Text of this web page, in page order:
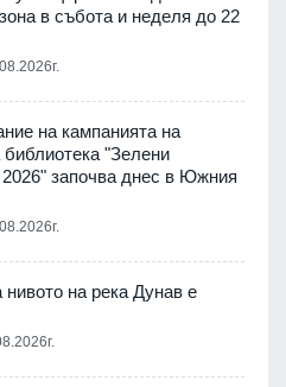
в събота и неделя до 22
на кампанията на
"Зелени
започва днес в Южния
на река Дунав е